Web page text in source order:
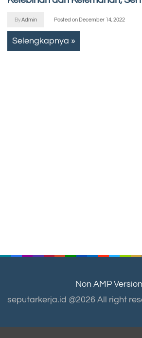
ByAdmin Posted on December 14, 2022
Selengkapnya »
Non AMP Version
seputarkerja.id @2026 All right